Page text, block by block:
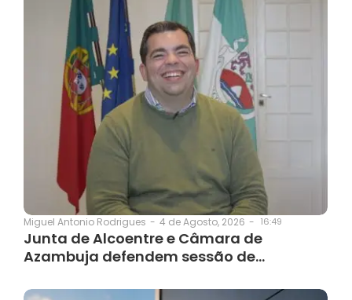
Miguel Antonio Rodrigues - 4 de Agosto, 2026 - 16:49
Junta de Alcoentre e Câmara de
Azambuja defendem sessão de…